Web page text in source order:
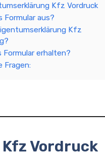
Kfz Vordruck
Formular aus?
Kfz
Formular erhalten?
Fragen:
Vordruck